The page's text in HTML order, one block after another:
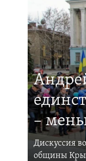
–
Дискуссия
общины